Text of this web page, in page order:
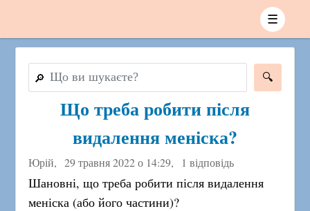
☰
🔎
Що треба робити після
видалення меніска?
Юрій, 29 травня 2022 о 14:29, 1 відповідь
Шановні, що треба робити після видалення
меніска (або його частини)?